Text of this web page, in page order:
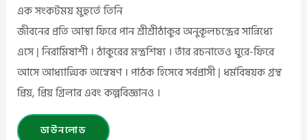
এক সংকটময় মুহুর্তে তিনি
জীবনের প্রতি আস্থা ফিরে পান শ্রীশ্রীঠাকুর অনুকূলচন্দ্রের সান্নিধ্যে
এসে | নিরামিষাশী । ঠাকুরের মন্ত্রশিষ্য । তাঁর রচনাতেও ঘুরে-ফিরে
আসে আধ্যাত্মিক অন্বেষণ । পাঠক হিসেবে সর্বপ্রাসী | ধর্মবিষয়ক গ্রন্থ
প্রিয়, প্রিয় গ্রিলার এবং কল্পবিজ্ঞানও ।
ডাউনলোড